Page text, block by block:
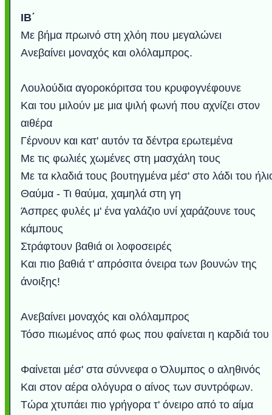
ΙΒ΄
Με βήμα πρωινό στη χλόη που μεγαλώνει
Ανεβαίνει μοναχός και ολόλαμπρος.
Λουλούδια αγοροκόριτσα του κρυφογνέφουνε
Και του μιλούν με μια ψιλή φωνή που αχνίζει στον
αιθέρα
Γέρνουν και κατ' αυτόν τα δέντρα ερωτεμένα
Με τις φωλιές χωμένες στη μασχάλη τους
Με τα κλαδιά τους βουτηγμένα μέσ' στο λάδι του
Θαύμα - Τι θαύμα, χαμηλά στη γη
Άσπρες φυλές μ' ένα γαλάζιο υνί χαράζουνε τους
κάμπους
Στράφτουν βαθιά οι λοφοσειρές
Και πιο βαθιά τ' απρόσιτα όνειρα των βουνών της
άνοιξης!
Ανεβαίνει μοναχός και ολόλαμπρος
Τόσο πιωμένος από φως που φαίνεται η καρδιά του
Φαίνεται μέσ' στα σύννεφα ο Όλυμπος ο αληθινός
Και στον αέρα ολόγυρα ο αίνος των συντρόφων.
Τώρα χτυπάει πιο γρήγορα τ' όνειρο από το αίμα